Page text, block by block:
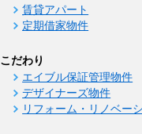
賃貸アパート
定期借家物件
こだわり
エイブル保証管理物件
デザイナーズ物件
リフォーム・リノベー